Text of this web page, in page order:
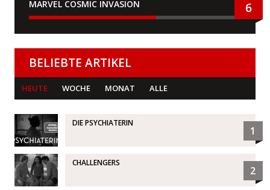
MARVEL COSMIC INVASION 6
BELIEBTE ARTIKEL
HEUTE WOCHE MONAT ALLE
DIE PSYCHIATERIN
1
CHALLENGERS
2